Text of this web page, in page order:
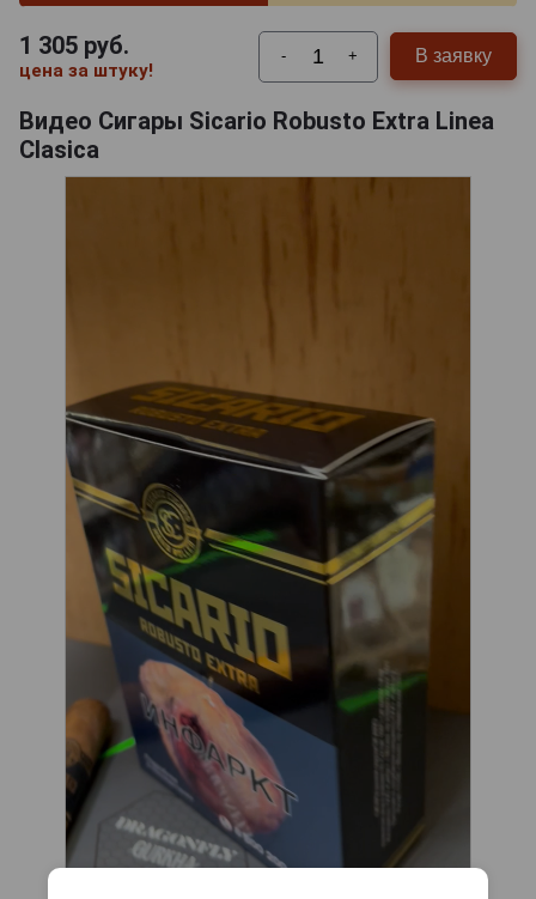
1 305 руб.
цена за штуку!
- + В заявку
Видео Сигары Sicario Robusto Extra Linea
Clasica